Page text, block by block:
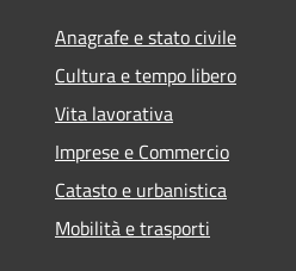
Anagrafe e stato civile
Cultura e tempo libero
Vita lavorativa
Imprese e Commercio
Catasto e urbanistica
Mobilità e trasporti